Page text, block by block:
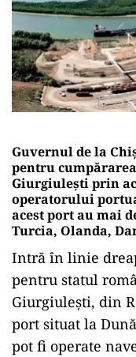
Guvernul de la
pentru
Giurgiuleşti prin
operatorului
acest port au mai
Turcia, Olanda,
Intră în linie
pentru statul
Giurgiulești, din
port situat la
pot fi operate